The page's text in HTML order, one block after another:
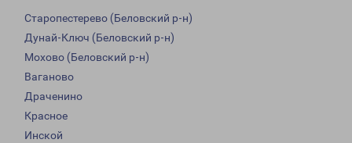
Старопестерево (Беловский р-н)
Дунай-Ключ (Беловский р-н)
Мохово (Беловский р-н)
Ваганово
Драченино
Красное
Инской